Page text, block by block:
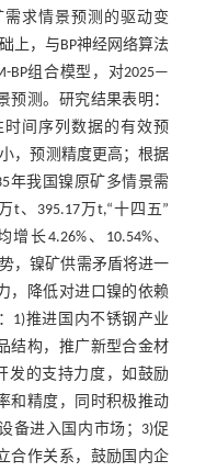
求情景预测的驱动变
上，与BP神经网络算法
BP组合模型，对2025—
预测。研究结果表明：
间序列数据的有效预
，预测精度更高；根据
年我国镍原矿多情景需
t、395.17万t,“十四五”
长4.26%、10.54%、
，镍矿供需矛盾将进一
，降低对进口镍的依赖
1)推进国内不锈钢产业
结构，推广新型合金材
发的支持力度，如鼓励
和精度，同时积极推动
备进入国内市场；3)促
合作关系，鼓励国内企